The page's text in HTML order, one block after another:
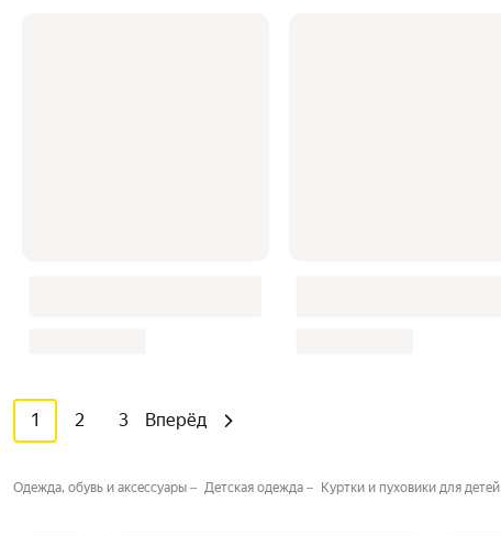
1 2 3 Вперёд
Одежда, обувь и аксессуары Детская одежда Куртки и пуховики для детей